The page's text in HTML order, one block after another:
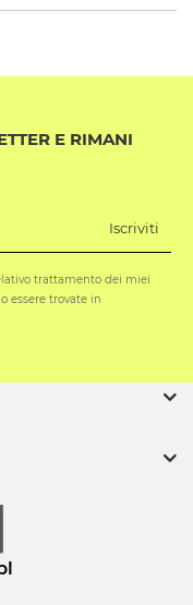
E RIMANI
Iscriviti
trattamento dei miei
essere trovate in